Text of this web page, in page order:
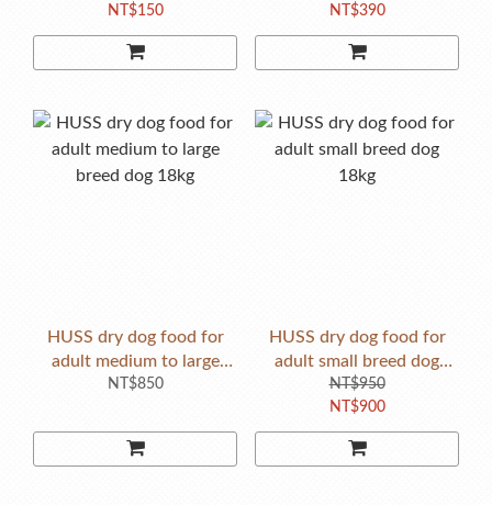
NT$150
NT$390
HUSS dry dog food for
adult medium to large
breed dog 18kg
NT$850
HUSS dry dog food for
adult small breed dog
18kg
NT$950
NT$900